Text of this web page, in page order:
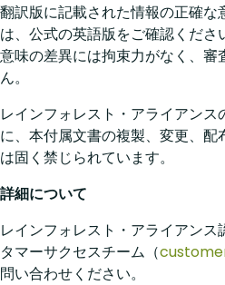
翻訳版に記載された情報の正確
は、公式の英語版をご確認くだ
意味の差異には拘束力がなく、
ん。
レインフォレスト・アライアン
に、本付属文書の複製、変更、配
は固く禁じられています。
詳細について
レインフォレスト・アライアン
タマーサクセスチーム（
問い合わせください。